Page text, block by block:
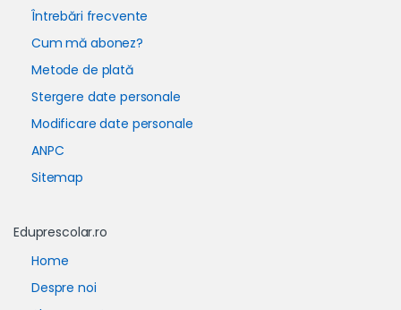
Întrebări frecvente
Cum mă abonez?
Metode de plată
Stergere date personale
Modificare date personale
ANPC
Sitemap
Eduprescolar.ro
Home
Despre noi